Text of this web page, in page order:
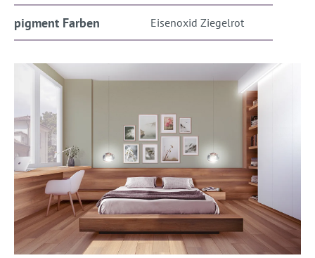
pigment Farben Eisenoxid Ziegelrot